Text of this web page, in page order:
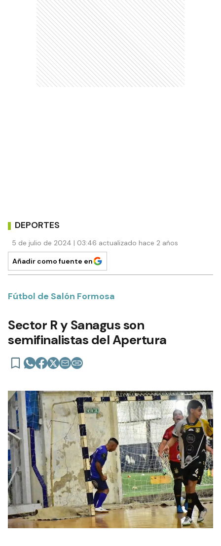
DEPORTES
5 de julio de 2024 | 03:46 actualizado hace 2 años
Añadir como fuente en
Fútbol de Salón Formosa
Sector R y Sanagus son
semifinalistas del Apertura